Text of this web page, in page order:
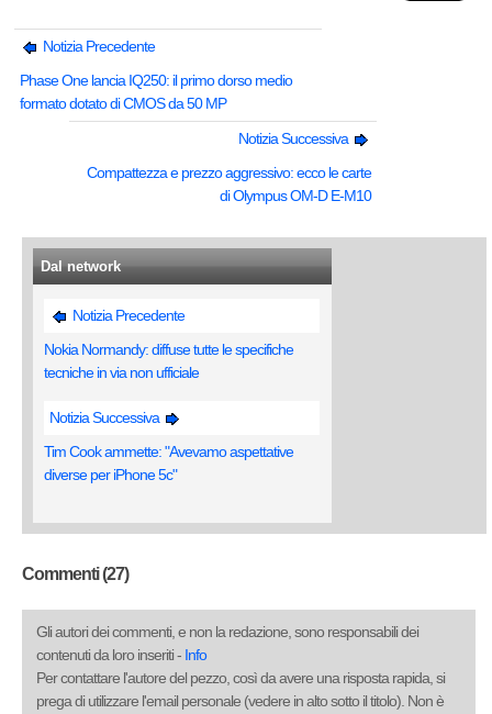
Notizia Precedente
Phase One lancia IQ250: il primo dorso medio
formato dotato di CMOS da 50 MP
Notizia Successiva
Compattezza e prezzo aggressivo: ecco le carte
di Olympus OM-D E-M10
Dal network
Notizia Precedente
Nokia Normandy: diffuse tutte le specifiche
tecniche in via non ufficiale
Notizia Successiva
Tim Cook ammette: "Avevamo aspettative
diverse per iPhone 5c"
Commenti (27)
Gli autori dei commenti, e non la redazione, sono responsabili dei
contenuti da loro inseriti - Info
Per contattare l'autore del pezzo, così da avere una risposta rapida, si
prega di utilizzare l'email personale (vedere in alto sotto il titolo). Non è